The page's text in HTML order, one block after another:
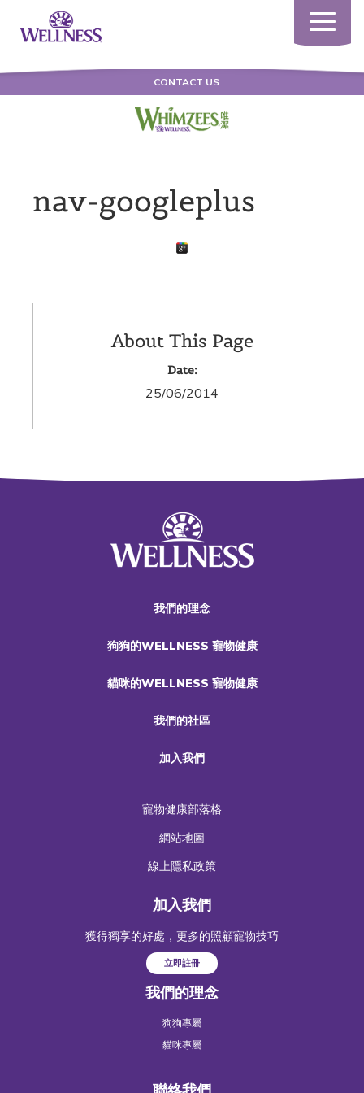
Toggle
CONTACT US
nav-googleplus
About This Page
Date:
25/06/2014
我們的理念
狗狗的WELLNESS 寵物健康
貓咪的WELLNESS 寵物健康
我們的社區
加入我們
寵物健康部落格
網站地圖
線上隱私政策
加入我們
獲得獨享的好處，更多的照顧寵物技巧
立即註冊
我們的理念
狗狗專屬
貓咪專屬